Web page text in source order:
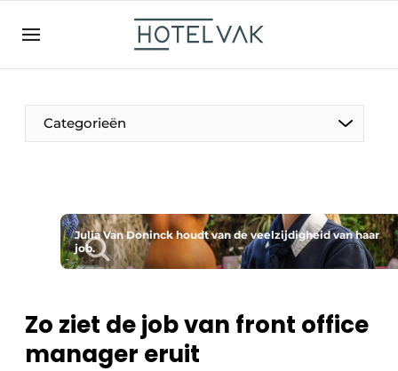
EN
NL
EN
FR
Categorieën
De Pen
Internationaal
Julia Van Doninck houdt van de veelzijdigheid van haar
job.
Zo ziet de job van front office
manager eruit